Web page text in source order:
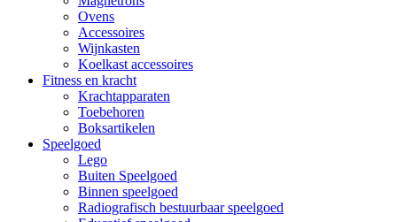
Ovens
Accessoires
Wijnkasten
Koelkast accessoires
Fitness en kracht
Krachtapparaten
Toebehoren
Boksartikelen
Speelgoed
Lego
Buiten Speelgoed
Binnen speelgoed
Radiografisch bestuurbaar speelgoed